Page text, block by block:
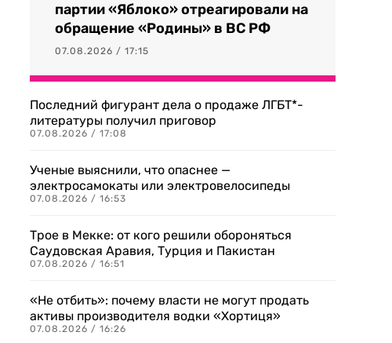
партии «Яблоко» отреагировали на
обращение «Родины» в ВС РФ
07.08.2026 / 17:15
Последний фигурант дела о продаже ЛГБТ*-
литературы получил приговор
07.08.2026 / 17:08
Ученые выяснили, что опаснее —
электросамокаты или электровелосипеды
07.08.2026 / 16:53
Трое в Мекке: от кого решили обороняться
Саудовская Аравия, Турция и Пакистан
07.08.2026 / 16:51
«Не отбить»: почему власти не могут продать
активы производителя водки «Хортиця»
07.08.2026 / 16:26